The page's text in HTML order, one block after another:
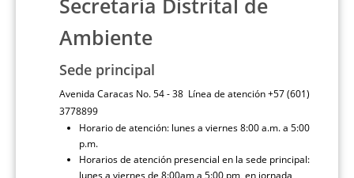
Secretaría Distrital de
Ambiente
Sede principal
Avenida Caracas No. 54 - 38 Línea de atención +57 (601)
3778899
Horario de atención: lunes a viernes 8:00 a.m. a 5:00
p.m.
Horarios de atención presencial en la sede principal: